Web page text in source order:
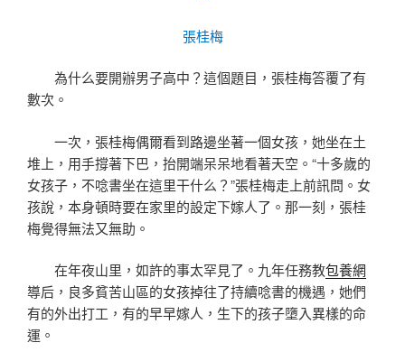
張桂梅
為什么要開辦男子高中？這個題目，張桂梅答覆了有
數次。
一次，張桂梅偶爾看到路邊坐著一個女孩，她坐在土
堆上，用手撐著下巴，抬開端呆呆地看著天空。“十多歲的
女孩子，不唸書坐在這里干什么？”張桂梅走上前訊問。女
孩說，本身頓時要在家里的設定下嫁人了。那一刻，張桂
梅覺得無法又無助。
在年夜山里，如許的事太罕見了。九年任務教包養網
導后，良多貧苦山區的女孩掉往了持續唸書的機遇，她們
有的外出打工，有的早早嫁人，生下的孩子墮入異樣的命
運。